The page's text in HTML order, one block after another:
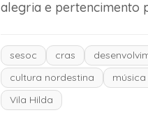
alegria e pertencimento
sesoc cras
cultura nordestina
Vila Hilda